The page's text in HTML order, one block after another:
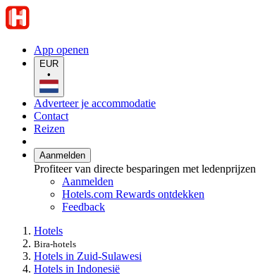
App openen
EUR
•
Adverteer je accommodatie
Contact
Reizen
Aanmelden
Profiteer van directe besparingen met ledenprijzen
Aanmelden
Hotels.com Rewards ontdekken
Feedback
Hotels
Bira-hotels
Hotels in Zuid-Sulawesi
Hotels in Indonesië